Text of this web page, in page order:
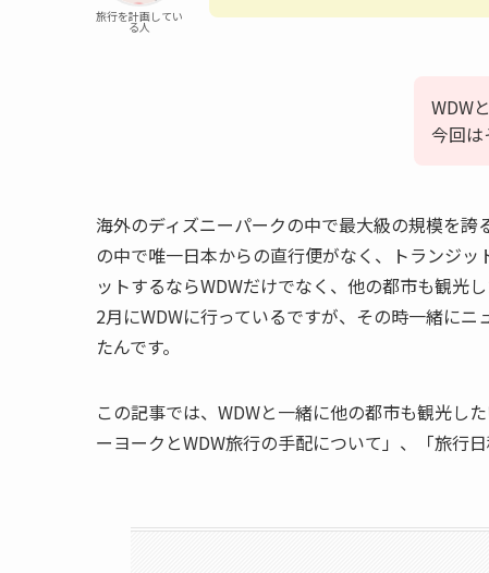
旅行を計画してい
る人
WDW
今回は
海外のディズニーパークの中で最大級の規模を誇
の中で唯一日本からの直行便がなく、トランジ
ットするならWDWだけでなく、他の都市も観光
2月にWDWに行っているですが、その時一緒に
たんです。
この記事では、WDWと一緒に他の都市も観光し
ーヨークとWDW旅行の手配について」、「旅行